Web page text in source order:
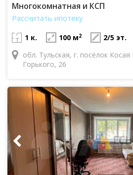
Многокомнатная и КСП
Рассчитать ипотеку
1 к. 100 м2
2/5 эт.
обл. Тульская, г. посёлок
Горького, 26